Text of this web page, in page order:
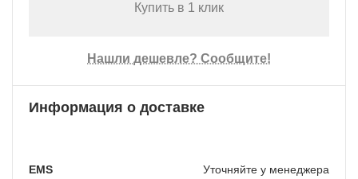
Купить в 1 клик
Нашли дешевле? Сообщите!
Информация о доставке
EMS Уточняйте у менеджера